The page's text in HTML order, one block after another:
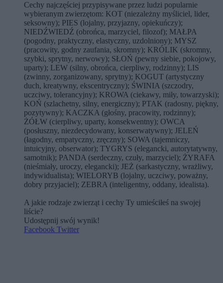
Cechy najczęściej przypisywane przez ludzi popularnie
wybieranym zwierzętom: KOT (niezależny myśliciel, lider,
seksowny); PIES (lojalny, przyjazny, opiekuńczy);
NIEDŹWIEDŹ (obrońca, marzyciel, filozof); MAŁPA
(pogodny, praktyczny, elastyczny, uzdolniony); MYSZ
(pracowity, godny zaufania, skromny); KRÓLIK (skromny,
szybki, sprytny, nerwowy); SŁOŃ (pewny siebie, pokojowy,
uparty); LEW (silny, obrońca, cierpliwy, rodzinny); LIS
(zwinny, zorganizowany, sprytny); KOGUT (artystyczny
duch, kreatywny, ekscentryczny); ŚWINIA (szczodry,
uczciwy, tolerancyjny); KROWA (ciekawy, miły, towarzyski);
KOŃ (szlachetny, silny, energiczny); PTAK (radosny, piękny,
pozytywny); KACZKA (głośny, pracowity, rodzinny);
ŻÓŁW (cierpliwy, uparty, konsekwentny); OWCA
(posłuszny, niezdecydowany, konserwatywny); JELEŃ
(łagodny, empatyczny, zręczny); SOWA (tajemniczy,
intuicyjny, obserwator); TYGRYS (elegancki, autorytatywny,
samotnik); PANDA (serdeczny, czuły, marzyciel); ŻYRAFA
(nieśmiały, uroczy, elegancki); JEŻ (sarkastyczny, wrażliwy,
indywidualista); WIELORYB (lojalny, uczciwy, poważny,
dobry przyjaciel); ZEBRA (inteligentny, oddany, idealista).
A jakie rodzaje zwierząt i cechy Ty umieściłeś na swojej
liście?
Udostępnij swój wynik!
Facebook Twitter